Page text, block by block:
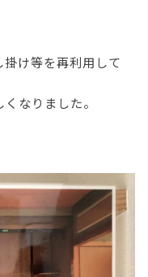
け等を再利用して
なりました。